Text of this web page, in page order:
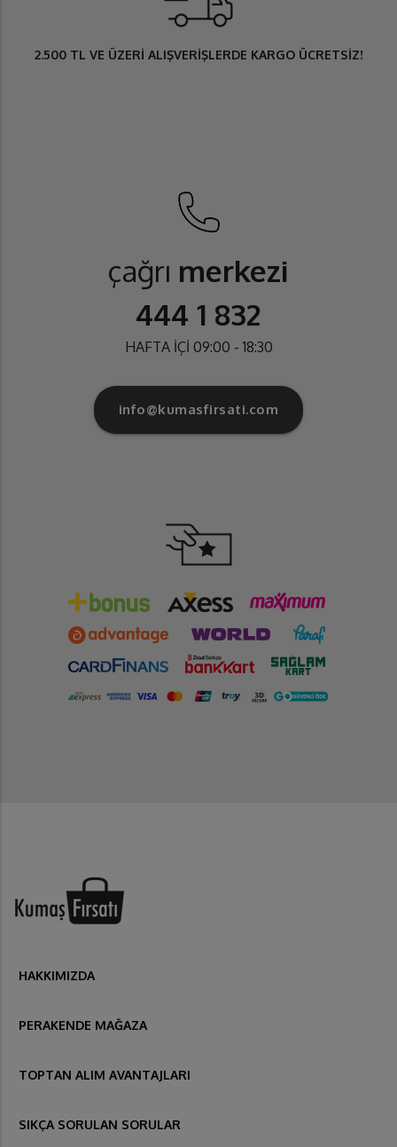
2.500 TL VE ÜZERİ ALIŞVERİŞLERDE KARGO ÜCRETSİZ!
çağrı merkezi
444 1 832
HAFTA İÇİ 09:00 - 18:30
info@kumasfirsati.com
HAKKIMIZDA
PERAKENDE MAĞAZA
TOPTAN ALIM AVANTAJLARI
SIKÇA SORULAN SORULAR